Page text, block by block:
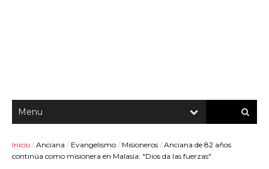
Inicio / Anciana / Evangelismo / Misioneros / Anciana de 82 años
continúa como misionera en Malasia: "Dios da las fuerzas"